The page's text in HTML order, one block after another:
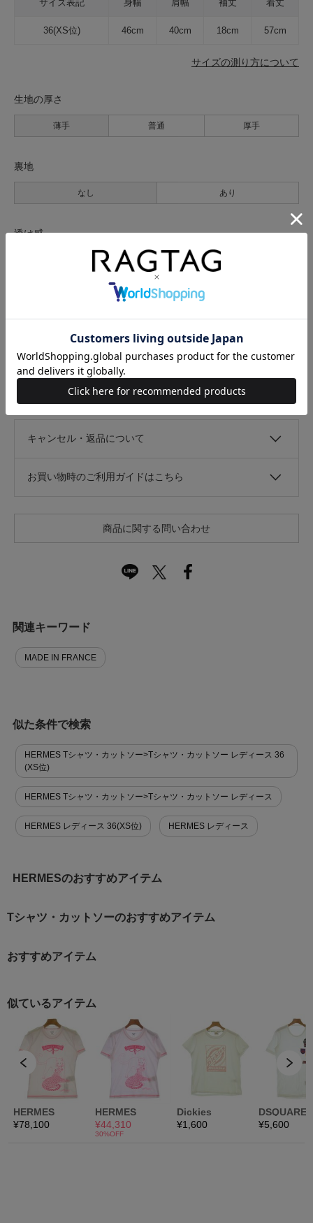
サイズ表記 身幅 肩幅 袖丈 着丈
36(XS位) 46cm 40cm 18cm 57cm
サイズの測り方について
生地の厚さ
薄手 普通 厚手
裏地
なし あり
透け感
あり
光沢
なし あり
キャンセル・返品について
お買い物時のご利用ガイドはこちら
商品に関する問い合わせ
関連キーワード
MADE IN FRANCE
似た条件で検索
HERMES Tシャツ・カットソー>Tシャツ・カットソー レディース 36
(XS位)
HERMES Tシャツ・カットソー>Tシャツ・カットソー レディース
HERMES レディース 36(XS位) HERMES レディース
HERMESのおすすめアイテム
Tシャツ・カットソーのおすすめアイテム
おすすめアイテム